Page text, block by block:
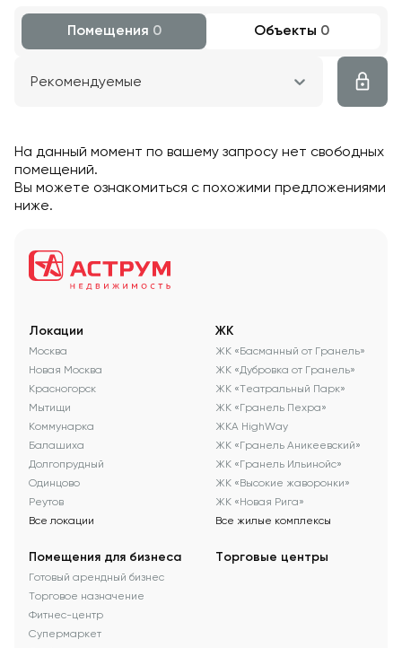
Помещения 0 Объекты 0
Рекомендуемые
На данный момент по вашему запросу нет свободных
помещений.
Вы можете ознакомиться с похожими предложениями
ниже.
Локации
Москва
Новая Москва
Красногорск
Мытищи
Коммунарка
Балашиха
Долгопрудный
Одинцово
Реутов
Все локации
ЖК
ЖК «Басманный от Гранель»
ЖК «Дубровка от Гранель»
ЖК «Театральный Парк»
ЖК «Гранель Пехра»
ЖКА HighWay
ЖК «Гранель Аникеевский»
ЖК «Гранель Ильинойс»
ЖК «Высокие жаворонки»
ЖК «Новая Рига»
Все жилые комплексы
Помещения для бизнеса
Готовый арендный бизнес
Торговое назначение
Фитнес-центр
Супермаркет
Торговые центры